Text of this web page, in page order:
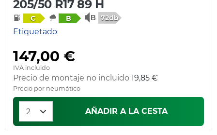
205/50 R17 89 H
C B 72db
Etiquetado
147,00 €
IVA incluido
Precio de montaje no incluido 19,85 €
Precio por neumático
AÑADIR A LA CESTA